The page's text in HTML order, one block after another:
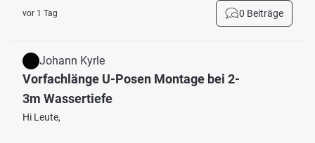
vor 1 Tag 0 Beiträge
Johann Kyrle
Vorfachlänge U-Posen Montage bei 2-
3m Wassertiefe
Hi Leute,